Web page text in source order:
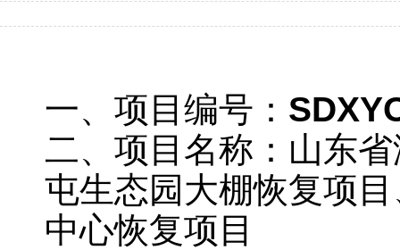
一、项目编号：
二、项目名称： 山东
屯生态园大棚恢复项
中心恢复项目